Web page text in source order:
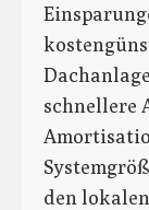
schnellere
den